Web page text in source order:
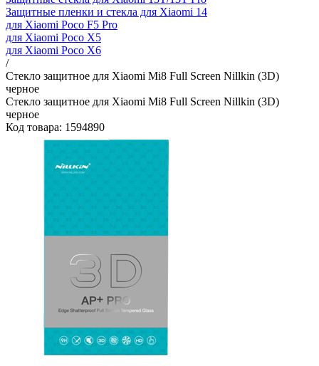
Защитные пленки и стекла для Xiaomi 14
для Xiaomi Poco F5 Pro
для Xiaomi Poco X5
для Xiaomi Poco X6
/
Стекло защитное для Xiaomi Mi8 Full Screen Nillkin (3D)
черное
Стекло защитное для Xiaomi Mi8 Full Screen Nillkin (3D)
черное
Код товара: 1594890